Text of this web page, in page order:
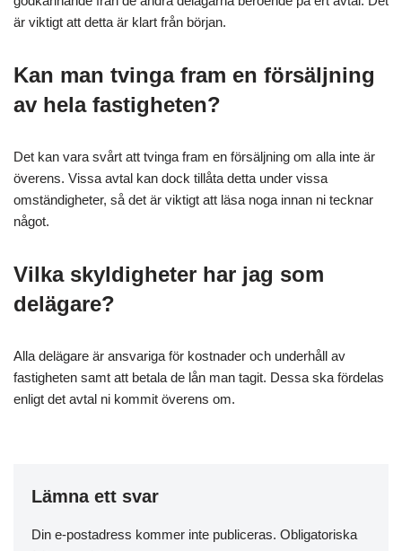
är viktigt att detta är klart från början.
Kan man tvinga fram en försäljning
av hela fastigheten?
Det kan vara svårt att tvinga fram en försäljning om alla inte är
överens. Vissa avtal kan dock tillåta detta under vissa
omständigheter, så det är viktigt att läsa noga innan ni tecknar
något.
Vilka skyldigheter har jag som
delägare?
Alla delägare är ansvariga för kostnader och underhåll av
fastigheten samt att betala de lån man tagit. Dessa ska fördelas
enligt det avtal ni kommit överens om.
Lämna ett svar
Din e-postadress kommer inte publiceras. Obligatoriska